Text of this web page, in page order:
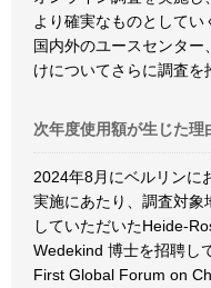
より確実なものとしてい
国内外のユースセンタ
けについてさらに調査を
次年度使用額が生じた理
2024年8月にベルリンに
実施にあたり、調査対
していただいたHeide-
Wedekind 博士を招聘し
First Global Forum on